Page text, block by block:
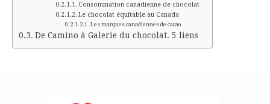
Consommation canadienne de chocolat
Le chocolat équitable au Canada
Les marques canadiennes de cacao
De Camino à Galerie du chocolat. 5 liens